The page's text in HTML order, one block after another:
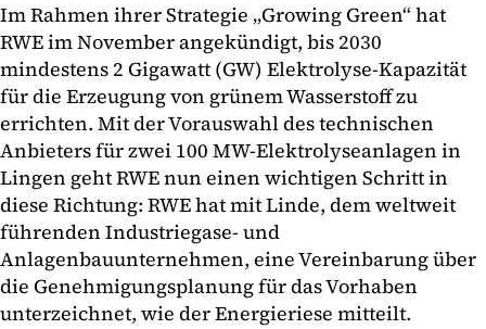
Im Rahmen ihrer Strategie „Growing Green“ hat
RWE im November angekündigt, bis 2030
mindestens 2 Gigawatt (GW) Elektrolyse-Kapazität
für die Erzeugung von grünem Wasserstoff zu
errichten. Mit der Vorauswahl des technischen
Anbieters für zwei 100 MW-Elektrolyseanlagen in
Lingen geht RWE nun einen wichtigen Schritt in
diese Richtung: RWE hat mit Linde, dem weltweit
führenden Industriegase- und
Anlagenbauunternehmen, eine Vereinbarung über
die Genehmigungsplanung für das Vorhaben
unterzeichnet, wie der Energieriese mitteilt.